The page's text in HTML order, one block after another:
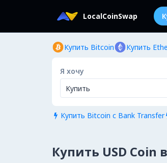
LocalCoinSwap
Купить Bitcoin Купить
Я хочу
Купить
 Купить Bitcoin с Bank Transfer
Купить USD Coin